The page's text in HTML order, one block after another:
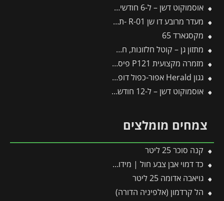
אוסמוקוט דשן – ל-6 חודשים – 3 ק"ג
מעדר מרובע דו שן R-01 -תבור
מקסגארד 65
מתזון גן – קוטל חלזונות, חשופיות
מזמרה מקצועית P121 פיסקארס
גגון Herald אפור-כפול דופן 1.4X4.5 מבית פלרם – Canopia
אוסמוקוט דשן – ל-12 חודשים – 1 ק"ג
צמחים מומלצים
קנה סוכר 25 ליטר
כד דמוי אבן צבע חול | מידות 55×59 ס״מ
גויאבה אדומה 25 ליטר
הל קרדמון (אלפיניה הדורה)